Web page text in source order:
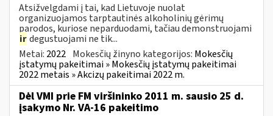
Atsižvelgdami į tai, kad Lietuvoje nuolat
organizuojamos tarptautinės alkoholinių gėrimų
parodos, kuriose neparduodami, tačiau demonstruojami
irdegustuojami ne tik...
Metai: 2022 Mokesčių žinyno kategorijos: Mokesčių
įstatymų pakeitimai » Mokesčių įstatymų pakeitimai
2022 metais » Akcizų pakeitimai 2022 m.
Dėl VMI prie FM viršininko 2011 m. sausio 25 d.
įsakymo Nr. VA-16 pakeitimo